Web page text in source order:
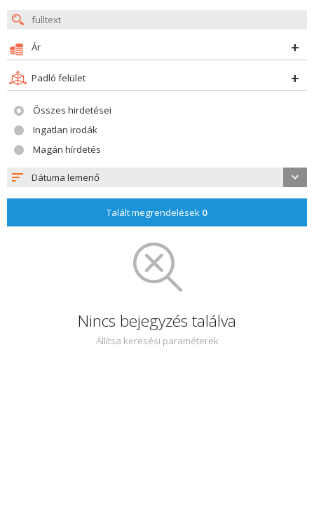
Ár
Padló felület
Összes hirdetései
Ingatlan irodák
Magán hírdetés
Dátuma lemenő
Talált megrendelések 0
Nincs bejegyzés találva
Állítsa keresési paraméterek